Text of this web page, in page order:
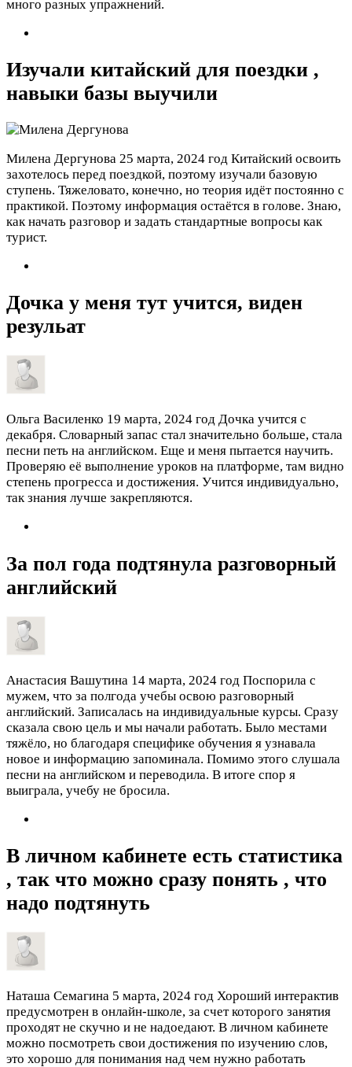
много разных упражнений.
Изучали китайский для поездки ,
навыки базы выучили
Милена Дергунова 25 марта, 2024 год Китайский освоить
захотелось перед поездкой, поэтому изучали базовую
ступень. Тяжеловато, конечно, но теория идёт постоянно с
практикой. Поэтому информация остаётся в голове. Знаю,
как начать разговор и задать стандартные вопросы как
турист.
Дочка у меня тут учится, виден
резульат
Ольга Василенко 19 марта, 2024 год Дочка учится с
декабря. Словарный запас стал значительно больше, стала
песни петь на английском. Еще и меня пытается научить.
Проверяю её выполнение уроков на платформе, там видно
степень прогресса и достижения. Учится индивидуально,
так знания лучше закрепляются.
За пол года подтянула разговорный
английский
Анастасия Вашутина 14 марта, 2024 год Поспорила с
мужем, что за полгода учебы освою разговорный
английский. Записалась на индивидуальные курсы. Сразу
сказала свою цель и мы начали работать. Было местами
тяжёло, но благодаря специфике обучения я узнавала
новое и информацию запоминала. Помимо этого слушала
песни на английском и переводила. В итоге спор я
выиграла, учебу не бросила.
В личном кабинете есть статистика
, так что можно сразу понять , что
надо подтянуть
Наташа Семагина 5 марта, 2024 год Хороший интерактив
предусмотрен в онлайн-школе, за счет которого занятия
проходят не скучно и не надоедают. В личном кабинете
можно посмотреть свои достижения по изучению слов,
это хорошо для понимания над чем нужно работать